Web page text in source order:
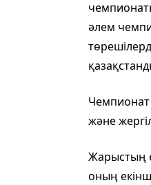
әлем
Чемпионат
және
Жарыстың
оның